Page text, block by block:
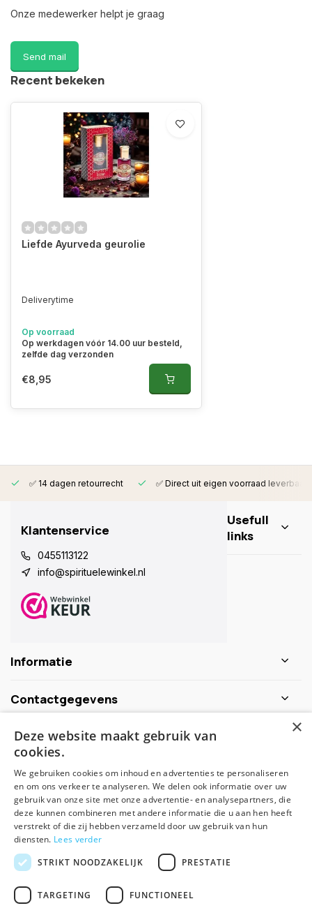
Onze medewerker helpt je graag
Send mail
Recent bekeken
Liefde Ayurveda geurolie
Deliverytime
Op voorraad
Op werkdagen vóór 14.00 uur besteld,
zelfde dag verzonden
€8,95
✅ 14 dagen retourrecht ✅ Direct uit eigen voorraad leverbaar
Klantenservice
0455113122
info@spirituelewinkel.nl
Usefull
links
Informatie
Contactgegevens
Schijf je nu in voor de nieuwsbrief
Abonneer
×
Deze website maakt gebruik van
cookies.
We gebruiken cookies om inhoud en advertenties te personaliseren
en om ons verkeer te analyseren. We delen ook informatie over uw
gebruik van onze site met onze advertentie- en analysepartners, die
deze kunnen combineren met andere informatie die u aan hen heeft
verstrekt of die zij hebben verzameld door uw gebruik van hun
diensten. Lees verder
STRIKT NOODZAKELIJK
PRESTATIE
TARGETING FUNCTIONEEL